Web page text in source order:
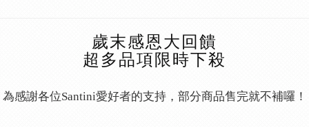
歲末感恩大回饋
超多品項限時下殺
為感謝各位Santini愛好者的支持，部分商品售完就不補囉！